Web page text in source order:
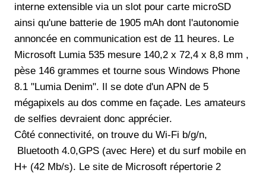
interne extensible via un slot pour carte microSD
ainsi qu'une batterie de 1905 mAh dont l'autonomie
annoncée en communication est de 11 heures. Le
Microsoft Lumia 535 mesure 140,2 x 72,4 x 8,8 mm ,
pèse 146 grammes et tourne sous Windows Phone
8.1 "Lumia Denim". Il se dote d'un APN de 5
mégapixels au dos comme en façade. Les amateurs
de selfies devraient donc apprécier.
Côté connectivité, on trouve du Wi-Fi b/g/n,
Bluetooth 4.0,GPS (avec Here) et du surf mobile en
H+ (42 Mb/s). Le site de Microsoft répertorie 2